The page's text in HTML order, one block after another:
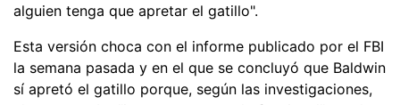
alguien tenga que apretar el gatillo".
Esta versión choca con el informe publicado por el FBI
la semana pasada y en el que se concluyó que Baldwin
sí apretó el gatillo porque, según las investigaciones,